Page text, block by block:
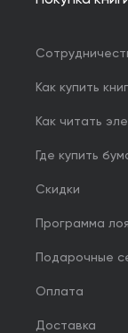
Как купить
Как читать
Где купить
Скидки
Программа
Подарочные
Оплата
Доставка